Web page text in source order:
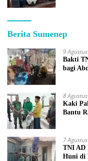
Berita Sumenep
9
Bakti
bagi
8
Kaki
Bantu
7
TNI AD
Huni di